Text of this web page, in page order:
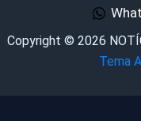
Copyright © 2026
Tema